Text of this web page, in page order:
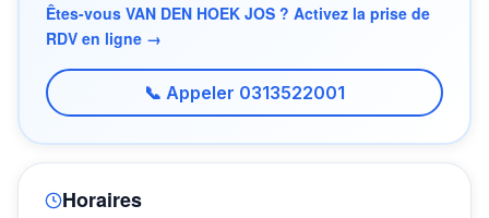
Êtes-vous VAN DEN HOEK JOS ? Activez la prise de
RDV en ligne →
📞 Appeler 0313522001
Horaires